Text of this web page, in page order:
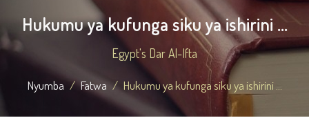
Hukumu ya kufunga siku ya ishirini ...
Egypt's Dar Al-Ifta
Nyumba Fatwa Hukumu ya kufunga siku ya ishirini ...